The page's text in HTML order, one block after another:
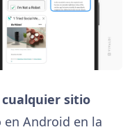
cualquier sitio
en Android en la